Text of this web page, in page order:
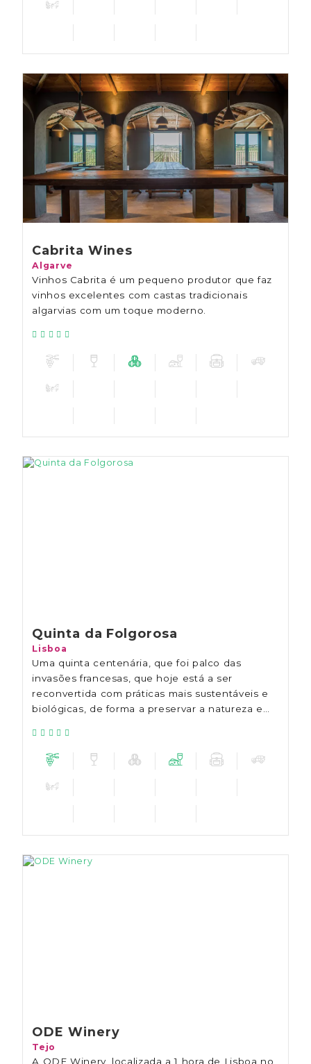
Cabrita Wines
Algarve
Vinhos Cabrita é um pequeno produtor que faz
vinhos excelentes com castas tradicionais
algarvias com um toque moderno.
Quinta da Folgorosa
Lisboa
Uma quinta centenária, que foi palco das
invasões francesas, que hoje está a ser
reconvertida com práticas mais sustentáveis e
biológicas, de forma a preservar a natureza e
autênticos.
ODE Winery
Tejo
A ODE Winery, localizada a 1 hora de Lisboa no